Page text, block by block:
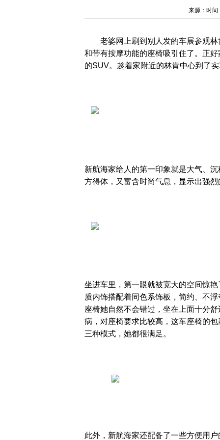
来源：时间
老婆网上刷到别人发的车展参观
和带有按摩功能的座椅吸引住了。正
的SUV。趁着家附近的林肯中心到了
新航海家给人的第一印象就是大气、
方得体，又富含时尚气息，显示出强
坐进车里，第一眼就被宽大的空间惊
质内饰搭配着同色系饰板，简约、不
座椅她自然不会错过，坐在上面十分
病，对座椅要求比较高，这车座椅的
三种模式，她都很满足。
此外，新航海家还配备了一些方便用